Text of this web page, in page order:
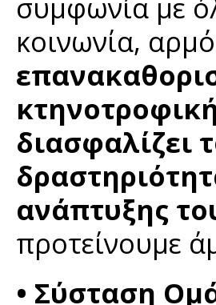
συμφωνία με
κοινωνία,
διασφαλίζει
ανάπτυξης
προτείνουμε
• Σύσταση